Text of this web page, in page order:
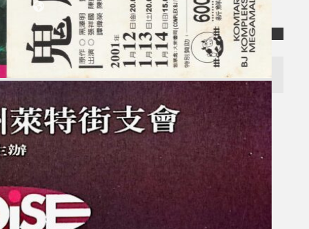
BM
EN
Cari laman web
Gelintar
×